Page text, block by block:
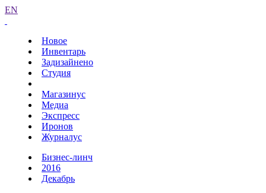
EN
Новое
Инвентарь
Задизайнено
Студия
Магазинус
Медиа
Экспресс
Иронов
Журналус
Бизнес-линч
2016
Декабрь